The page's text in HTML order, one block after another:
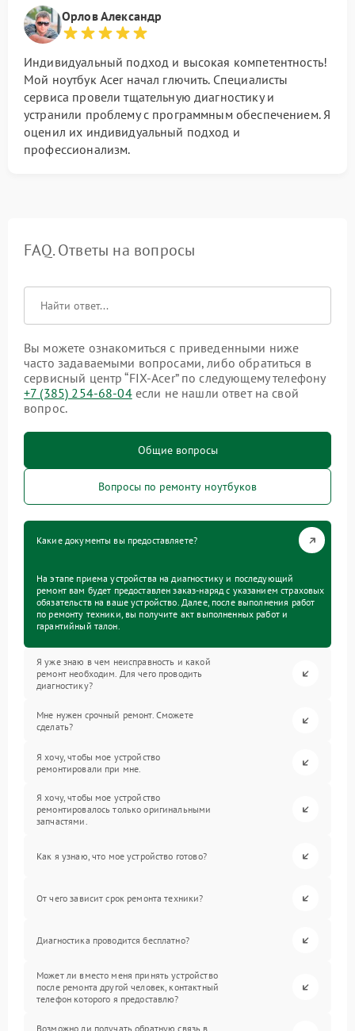
Орлов Александр
Индивидуальный подход и высокая компетентность!
Мой ноутбук Acer начал глючить. Специалисты
сервиса провели тщательную диагностику и
устранили проблему с программным обеспечением. Я
оценил их индивидуальный подход и
профессионализм.
FAQ. Ответы на вопросы
Вы можете ознакомиться с приведенными ниже
часто задаваемыми вопросами, либо обратиться в
сервисный центр “FIX-Acer” по следующему телефону
+7 (385) 254-68-04если не нашли ответ на свой
вопрос.
Общие вопросы
Вопросы по ремонту ноутбуков
Какие документы вы предоставляете?
На этапе приема устройства на диагностику и последующий
ремонт вам будет предоставлен заказ-наряд с указанием страховых
обязательств на ваше устройство. Далее, после выполнения работ
по ремонту техники, вы получите акт выполненных работ и
гарантийный талон.
Я уже знаю в чем неисправность и какой
ремонт необходим. Для чего проводить
диагностику?
Мне нужен срочный ремонт. Сможете
сделать?
Я хочу, чтобы мое устройство
ремонтировали при мне.
Я хочу, чтобы мое устройство
ремонтировалось только оригинальными
запчастями.
Как я узнаю, что мое устройство готово?
От чего зависит срок ремонта техники?
Диагностика проводится бесплатно?
Может ли вместо меня принять устройство
после ремонта другой человек, контактный
телефон которого я предоставлю?
Возможно ли получать обратную связь в